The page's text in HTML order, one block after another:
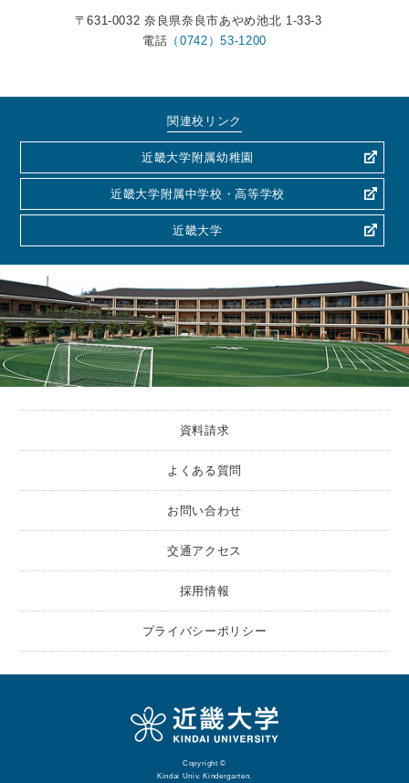
〒631-0032 奈良県奈良市あやめ池北 1-33-3
電話 （0742）53-1200
関連校リンク
近畿大学附属幼稚園
近畿大学附属中学校・高等学校
近畿大学
資料請求
よくある質問
お問い合わせ
交通アクセス
採用情報
プライバシーポリシー
Copyright ©
Kindai Univ. Kindergarten.